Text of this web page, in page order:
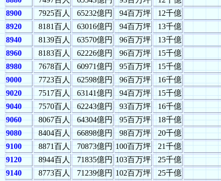
8900
7925百人 65232億円 94百万坪
12千億
8920
8181百人 63016億円 94百万坪
13千億
8940
8139百人 63570億円 96百万坪
13千億
8960
8183百人 62226億円 96百万坪
15千億
8980
7678百人 60971億円 95百万坪
15千億
9000
7723百人 62598億円 96百万坪
16千億
9020
7517百人 63141億円 94百万坪
15千億
9040
7570百人 62243億円 93百万坪
16千億
9060
8067百人 64304億円 95百万坪
18千億
9080
8404百人 66898億円 98百万坪
20千億
9100
8871百人 70873億円 100百万坪
21千億
9120
8944百人 71835億円 103百万坪
25千億
9140
8773百人 71239億円 102百万坪
25千億